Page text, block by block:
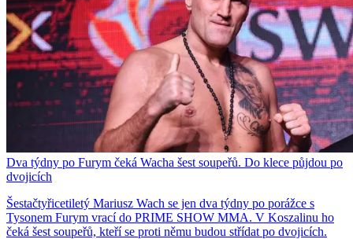
Dva týdny po Furym čeká Wacha šest soupeřů. Do klece půjdou po
dvojicích
Šestačtyřicetiletý Mariusz Wach se jen dva týdny po porážce s
Tysonem Furym vrací do PRIME SHOW MMA. V Koszalinu ho
čeká šest soupeřů, kteří se proti němu budou střídat po dvojicích.